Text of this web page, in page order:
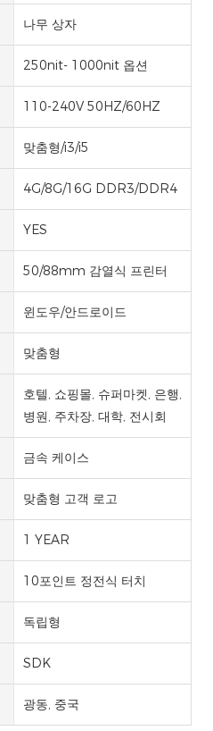
나무 상자
250nit- 1000nit 옵션
110-240V 50HZ/60HZ
맞춤형/i3/i5
4G/8G/16G DDR3/DDR4
YES
50/88mm 감열식 프린터
윈도우/안드로이드
맞춤형
호텔, 쇼핑몰, 슈퍼마켓, 은행,
병원, 주차장, 대학, 전시회
금속 케이스
맞춤형 고객 로고
1 YEAR
10포인트 정전식 터치
독립형
SDK
광동, 중국